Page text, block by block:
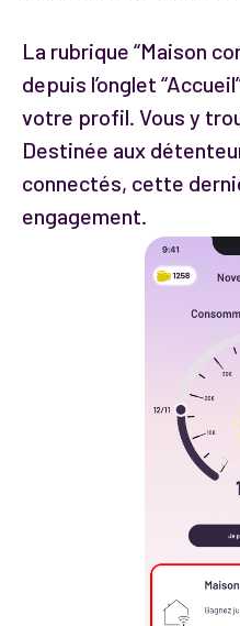
La rubrique “Maison
depuis l’onglet
votre profil. Vous y
Destinée aux
connectés, cette
engagement.